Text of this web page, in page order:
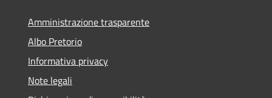
Amministrazione trasparente
Albo Pretorio
Informativa privacy
Note legali